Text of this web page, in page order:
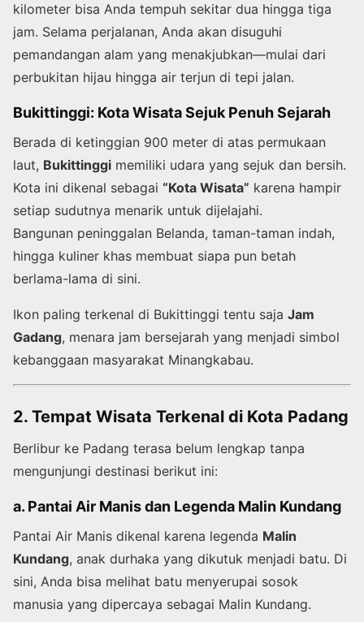
kilometer bisa Anda tempuh sekitar dua hingga tiga
jam. Selama perjalanan, Anda akan disuguhi
pemandangan alam yang menakjubkan—mulai dari
perbukitan hijau hingga air terjun di tepi jalan.
Bukittinggi: Kota Wisata Sejuk Penuh Sejarah
Berada di ketinggian 900 meter di atas permukaan
laut, Bukittinggi memiliki udara yang sejuk dan bersih.
Kota ini dikenal sebagai “Kota Wisata” karena hampir
setiap sudutnya menarik untuk dijelajahi.
Bangunan peninggalan Belanda, taman-taman indah,
hingga kuliner khas membuat siapa pun betah
berlama-lama di sini.
Ikon paling terkenal di Bukittinggi tentu saja Jam
Gadang, menara jam bersejarah yang menjadi simbol
kebanggaan masyarakat Minangkabau.
2. Tempat Wisata Terkenal di Kota Padang
Berlibur ke Padang terasa belum lengkap tanpa
mengunjungi destinasi berikut ini:
a. Pantai Air Manis dan Legenda Malin Kundang
Pantai Air Manis dikenal karena legenda Malin
Kundang, anak durhaka yang dikutuk menjadi batu. Di
sini, Anda bisa melihat batu menyerupai sosok
manusia yang dipercaya sebagai Malin Kundang.